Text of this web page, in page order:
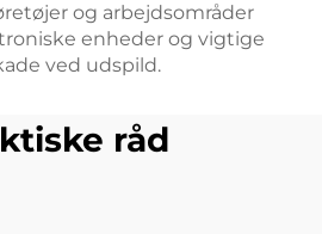
og arbejdsområder
enheder og vigtige
ved udspild.
råd